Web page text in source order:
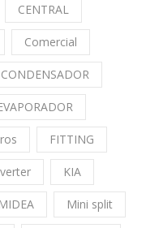
CENTRAL
Comercial
CONDENSADOR
FITTING
KIA
MIDEA Mini split